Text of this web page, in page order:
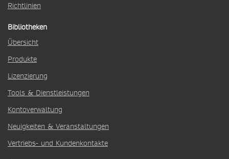
Richtlinien
Bibliotheken
Übersicht
Produkte
Lizenzierung
Tools & Dienstleistungen
Kontoverwaltung
Neuigkeiten & Veranstaltungen
Vertriebs- und Kundenkontakte